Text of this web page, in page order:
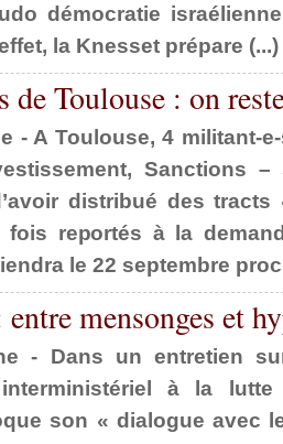
démocratie
la Knesset prépare (...)
de Toulouse : on
- A Toulouse, 4 militant-
Sanctions
distribué des tracts
fois reportés à la
le 22 septembre
mensonges et
- Dans un entretien
interministériel à la
son « dialogue avec